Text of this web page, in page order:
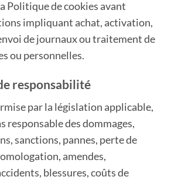
Politique de cookies avant
impliquant achat, activation,
de journaux ou traitement de
ou personnelles.
responsabilité
par la législation applicable,
responsable des dommages,
sanctions, pannes, perte de
amendes,
blessures, coûts de